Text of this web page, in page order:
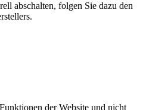
abschalten, folgen Sie dazu den
der Website und nicht